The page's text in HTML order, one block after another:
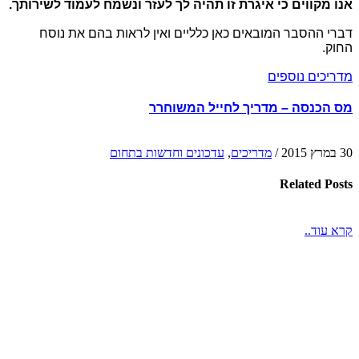
אנו מקווים כי איגרת זו תהיה לך לעזר ונשמח לעמוד לשירותך.
דברי ההסבר המובאים כאן כלליים ואין לראות בהם את נוסח
החוק.
מדריכים נוספים
מס הכנסה – מדריך לחייל המשוחרר
30 במרץ 2015 / מדריכים, עדכונים וחדשות בתחום
Related Posts
קרא עוד..